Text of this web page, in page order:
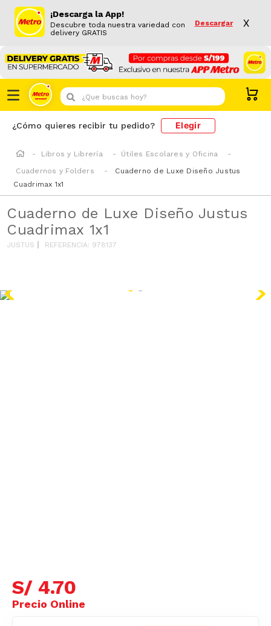
¡Descarga la App!
Descubre toda nuestra variedad con
delivery GRATIS
Descargar X
¿Que buscas hoy?
¿Cómo quieres recibir tu pedido? Elegir
Libros y Librería
Útiles Escolares y Oficina
Cuadernos y Folders
Cuaderno de Luxe Diseño Justus
Cuadrimax 1x1
Cuaderno de Luxe Diseño Justus
Cuadrimax 1x1
JUSTUS REFERENCIA: 978137
S/ 4.70